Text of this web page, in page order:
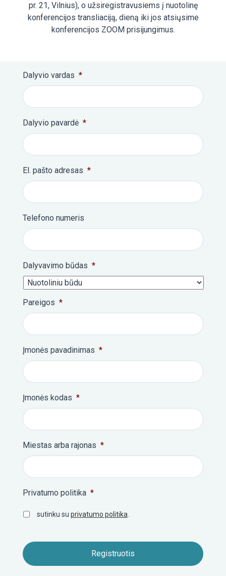
pr. 21, Vilnius), o užsiregistravusiems į nuotolinę
konferencijos transliaciją, dieną iki jos atsiųsime
konferencijos ZOOM prisijungimus.
Dalyvio vardas *
Dalyvio pavardė *
El. pašto adresas *
Telefono numeris
Dalyvavimo būdas *
Pareigos *
Įmonės pavadinimas *
Įmonės kodas *
Miestas arba rajonas *
Privatumo politika *
sutinku su privatumo politika